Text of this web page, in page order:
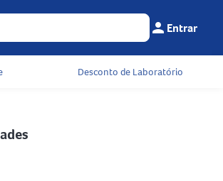
Menu do
person Entrar
Desconto de Laboratório